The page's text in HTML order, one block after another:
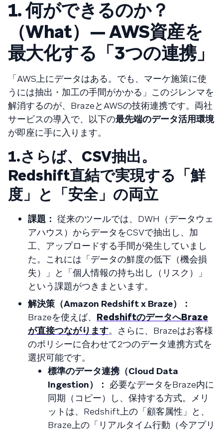
1. 何ができるのか？
（What）— AWS資産を
最大化する「3つの連携」
「AWS上にデータはある。でも、マーケ施策に使
うには抽出・加工の手間がかかる」このジレンマを
解消するのが、BrazeとAWSの技術連携です。両社
サービスの導入で、以下の最先端のデータ活用環境
が即座に手に入ります。
1.さらば、CSV抽出。
Redshift直結で実現する「鮮
度」と「安全」の両立
課題： 従来のツールでは、DWH（データウェ
アハウス）からデータをCSVで抽出し、加
工、アップロードする手間が発生していまし
た。これには「データの鮮度の低下（機会損
失）」と「個人情報の持ち出し（リスク）」
という課題がつきまといます。
解決策（Amazon Redshift x Braze）：
Brazeを使えば、 RedshiftのデータへBraze
が直接つながります。さらに、Brazeはお客様
のポリシーに合わせて2つのデータ連携方式を
選択可能です。
標準のデータ連携（Cloud Data
Ingestion）： 必要なデータをBraze内に
同期（コピー）し、保持する方式。メリ
ットは、Redshift上の「顧客属性」と、
Braze上の「リアルタイム行動（今アプリ